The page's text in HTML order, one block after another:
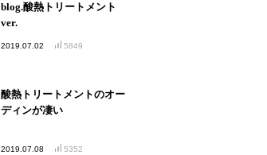
blog.酸熱トリートメント
ver.
2019.07.02 5849
酸熱トリートメントのオー
ディンが凄い
2019.07.08 5352